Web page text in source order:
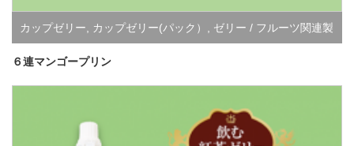
カップゼリー カップゼリー(パック） ゼリー / フルーツ関連製
品すべて
６連マンゴープリン